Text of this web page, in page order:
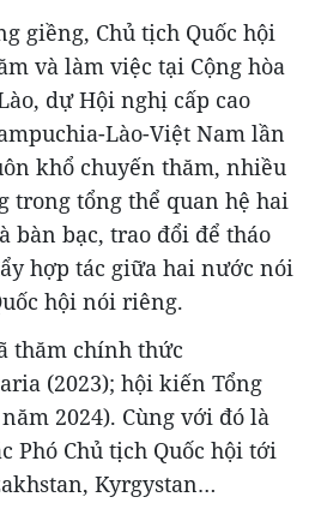
giềng, Chủ tịch Quốc hội
và làm việc tại Cộng hòa
dự Hội nghị cấp cao
Lào-Việt Nam lần
khổ chuyến thăm, nhiều
trong tổng thể quan hệ hai
bàn bạc, trao đổi để tháo
hợp tác giữa hai nước nói
hội nói riêng.
thăm chính thức
(2023); hội kiến Tổng
2024). Cùng với đó là
Phó Chủ tịch Quốc hội tới
Kyrgystan…